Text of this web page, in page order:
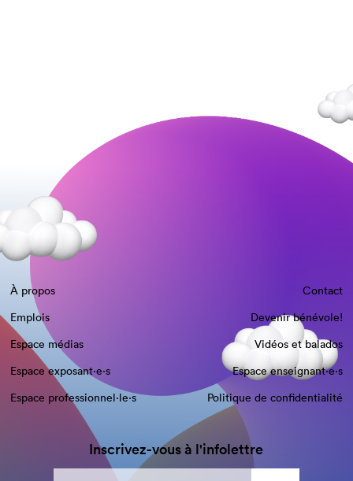
À propos
Contact
Emplois
Devenir bénévole!
Espace médias
Vidéos et balados
Espace exposant·e⋅s
Espace enseignant·e⋅s
Espace professionnel·le⋅s
Politique de confidentialité
Inscrivez-vous à l'infolettre